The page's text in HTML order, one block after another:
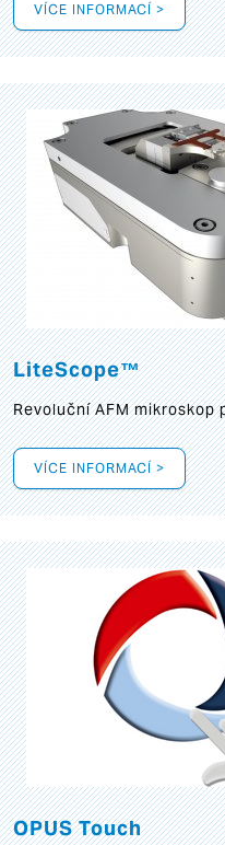
VÍCE INFORMACÍ >
LiteScope™
Revoluční AFM mikroskop
VÍCE INFORMACÍ >
OPUS Touch